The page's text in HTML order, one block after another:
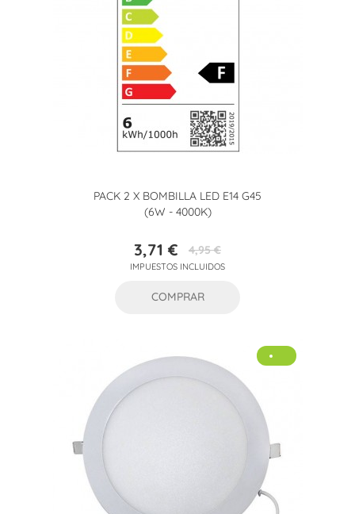
PACK 2 X BOMBILLA LED E14 G45
(6W - 4000K)
Precio
3,71 €Precio
base
4,95 €
IMPUESTOS INCLUIDOS
COMPRAR